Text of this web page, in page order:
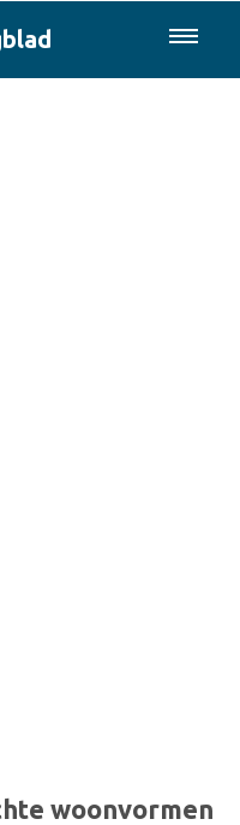
woonvormen